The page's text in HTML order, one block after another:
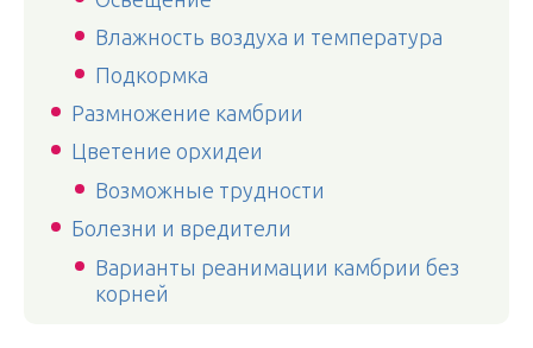
Влажность воздуха и температура
Подкормка
Размножение камбрии
Цветение орхидеи
Возможные трудности
Болезни и вредители
Варианты реанимации камбрии без
корней